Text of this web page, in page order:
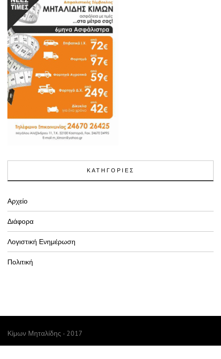
ΚΑΤΗΓΟΡΙΕΣ
Αρχείο
Διάφορα
Λογιστική Ενημέρωση
Πολιτική
Κίμων Μηταλίδης - 2017